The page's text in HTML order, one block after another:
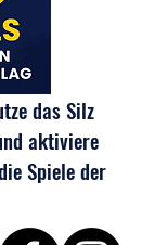
das Silz
aktiviere
Spiele der